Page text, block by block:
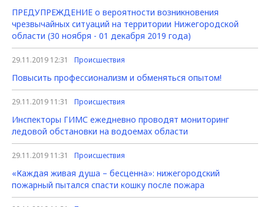
ПРЕДУПРЕЖДЕНИЕ о вероятности возникновения
чрезвычайных ситуаций на территории Нижегородской
области (30 ноября - 01 декабря 2019 года)
29.11.2019 12:31 Происшествия
Повысить профессионализм и обменяться опытом!
29.11.2019 11:31 Происшествия
Инспекторы ГИМС ежедневно проводят мониторинг
ледовой обстановки на водоемах области
29.11.2019 11:31 Происшествия
«Каждая живая душа – бесценна»: нижегородский
пожарный пытался спасти кошку после пожара